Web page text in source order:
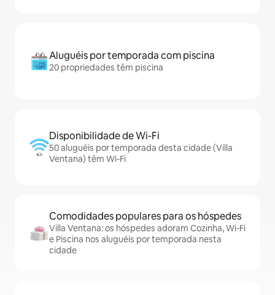
Aluguéis por temporada com piscina
20 propriedades têm piscina
Disponibilidade de Wi-Fi
50 aluguéis por temporada desta cidade (Villa
Ventana) têm Wi-Fi
Comodidades populares para os hóspedes
Villa Ventana: os hóspedes adoram Cozinha, Wi-Fi
e Piscina nos aluguéis por temporada nesta
cidade